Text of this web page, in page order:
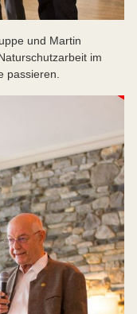
und Martin
im
passieren.